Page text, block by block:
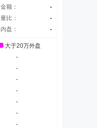
金额：
-
量比：
-
内盘： -
大于20万外盘
-
-
-
-
-
-
-